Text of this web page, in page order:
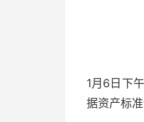
1月6日下
据资产标